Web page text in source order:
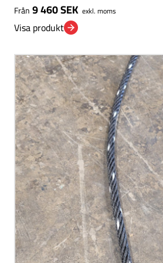
Från9 460SEK exkl. moms
Visa produkt